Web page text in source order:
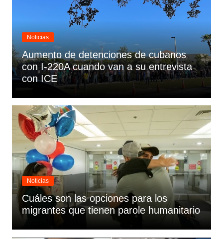
Noticias
Aumento de detenciones de cubanos
con I-220A cuando van a su entrevista
con ICE
Noticias
Cuáles son las opciones para los
migrantes que tienen parole humanitario